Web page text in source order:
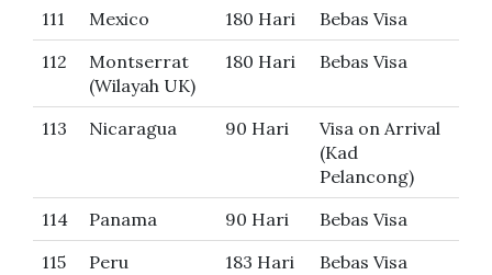
111
Mexico 180 Hari
Bebas Visa
112
Montserrat
(Wilayah UK)
180 Hari Bebas Visa
113 Nicaragua 90 Hari
Visa on Arrival
(Kad
Pelancong)
114
Panama 90 Hari
Bebas Visa
115
Peru 183 Hari
Bebas Visa